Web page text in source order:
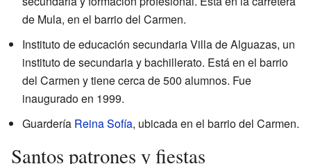
de Mula, en el barrio del Carmen.
Instituto de educación secundaria Villa de Alguazas, un
instituto de secundaria y bachillerato. Está en el barrio
del Carmen y tiene cerca de 500 alumnos. Fue
inaugurado en 1999.
Guardería Reina Sofía, ubicada en el barrio del Carmen.
Santos patrones y fiestas